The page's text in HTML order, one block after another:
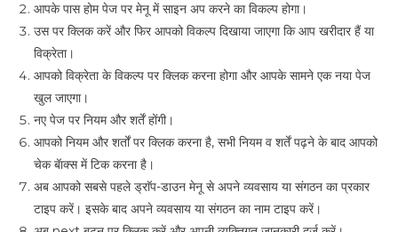
आपके पास होम पेज पर मेनू में साइन अप करने का विकल्प होगा।
उस पर क्लिक करें और फिर आपको विकल्प दिखाया जाएगा कि आप खरीदार हैं या
विक्रेता।
आपको विक्रेता के विकल्प पर क्लिक करना होगा और आपके सामने एक नया पेज
खुल जाएगा।
नए पेज पर नियम और शर्तें होंगी।
आपको नियम और शर्तों पर क्लिक करना है, सभी नियम व शर्तें पढ़ने के बाद आपको
चेक बॅाक्स में टिक करना है।
अब आपको सबसे पहले ड्राॅप-डाउन मेनू से अपने व्यवसाय या संगठन का प्रकार
टाइप करें। इसके बाद अपने व्यवसाय या संगठन का नाम टाइप करें।